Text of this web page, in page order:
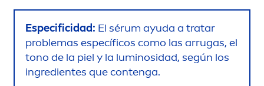
Especificidad: El sérum ayuda a tratar
problemas específicos como las arrugas, el
tono de la piel y la luminosidad, según los
ingredientes que contenga.